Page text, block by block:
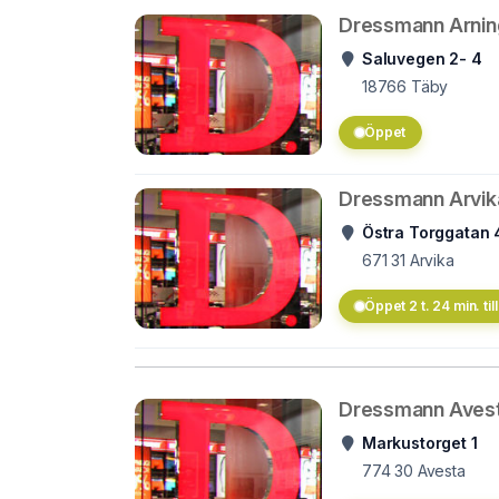
Dressmann
Saluvegen 2- 4
18766 Täby
Öppet
Dressmann
Östra Torggatan
671 31 Arvika
Öppet 2 t. 24 min. till
Dressmann
Markustorget 1
774 30 Avesta